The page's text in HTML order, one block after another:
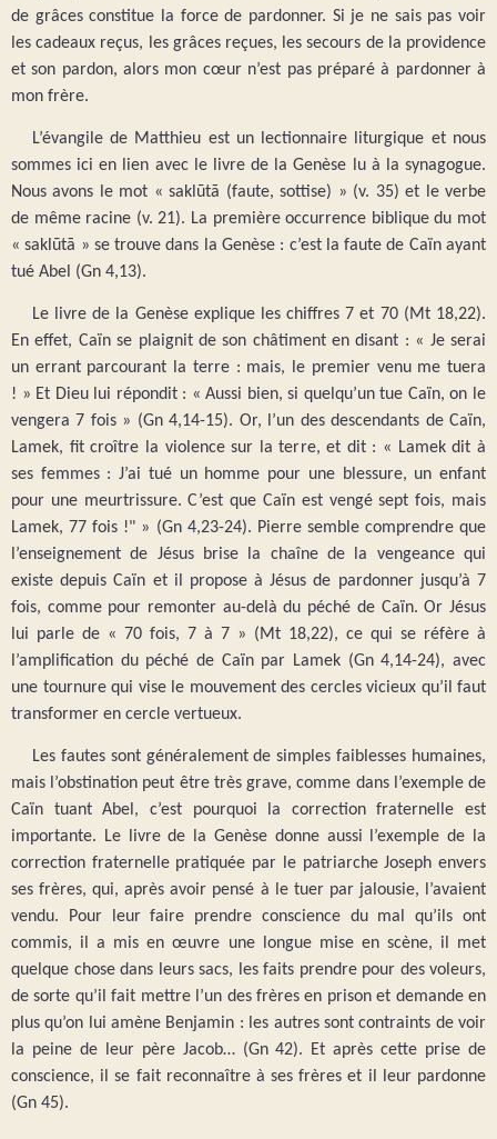
de grâces constitue la force de pardonner. Si je ne sais pas voir
les cadeaux reçus, les grâces reçues, les secours de la providence
et son pardon, alors mon cœur n’est pas préparé à pardonner à
mon frère.
L’évangile de Matthieu est un lectionnaire liturgique et nous
sommes ici en lien avec le livre de la Genèse lu à la synagogue.
Nous avons le mot « saklūtā (faute, sottise) » (v. 35) et le verbe
de même racine (v. 21). La première occurrence biblique du mot
« saklūtā » se trouve dans la Genèse : c’est la faute de Caïn ayant
tué Abel (Gn 4,13).
Le livre de la Genèse explique les chiffres 7 et 70 (Mt 18,22).
En effet, Caïn se plaignit de son châtiment en disant : « Je serai
un errant parcourant la terre : mais, le premier venu me tuera
! » Et Dieu lui répondit : « Aussi bien, si quelqu’un tue Caïn, on le
vengera 7 fois » (Gn 4,14-15). Or, l’un des descendants de Caïn,
Lamek, fit croître la violence sur la terre, et dit : « Lamek dit à
ses femmes : J’ai tué un homme pour une blessure, un enfant
pour une meurtrissure. C’est que Caïn est vengé sept fois, mais
Lamek, 77 fois !" » (Gn 4,23-24). Pierre semble comprendre que
l’enseignement de Jésus brise la chaîne de la vengeance qui
existe depuis Caïn et il propose à Jésus de pardonner jusqu’à 7
fois, comme pour remonter au-delà du péché de Caïn. Or Jésus
lui parle de « 70 fois, 7 à 7 » (Mt 18,22), ce qui se réfère à
l’amplification du péché de Caïn par Lamek (Gn 4,14-24), avec
une tournure qui vise le mouvement des cercles vicieux qu’il faut
transformer en cercle vertueux.
Les fautes sont généralement de simples faiblesses humaines,
mais l’obstination peut être très grave, comme dans l’exemple de
Caïn tuant Abel, c’est pourquoi la correction fraternelle est
importante. Le livre de la Genèse donne aussi l’exemple de la
correction fraternelle pratiquée par le patriarche Joseph envers
ses frères, qui, après avoir pensé à le tuer par jalousie, l’avaient
vendu. Pour leur faire prendre conscience du mal qu’ils ont
commis, il a mis en œuvre une longue mise en scène, il met
quelque chose dans leurs sacs, les faits prendre pour des voleurs,
de sorte qu’il fait mettre l’un des frères en prison et demande en
plus qu’on lui amène Benjamin : les autres sont contraints de voir
la peine de leur père Jacob… (Gn 42). Et après cette prise de
conscience, il se fait reconnaître à ses frères et il leur pardonne
(Gn 45).